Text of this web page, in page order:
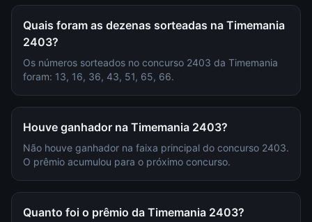
Quais foram as dezenas sorteadas na Timemania
2403?
Os números sorteados no concurso 2403 da Timemania
foram: 13, 16, 36, 43, 51, 65, 66.
Houve ganhador na Timemania 2403?
Não houve ganhador na faixa principal do concurso 2403.
O prêmio acumulou para o próximo concurso.
Quanto foi o prêmio da Timemania 2403?